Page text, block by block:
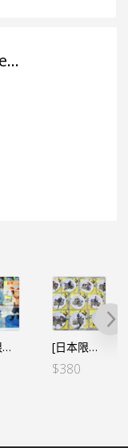
[日本限定] 海賊王 WCF 寶藏 VOL.3 – 熊猫人VER. (5個SET) [日本限定]日本7-11 限定金屬杯墊 全10種
$380